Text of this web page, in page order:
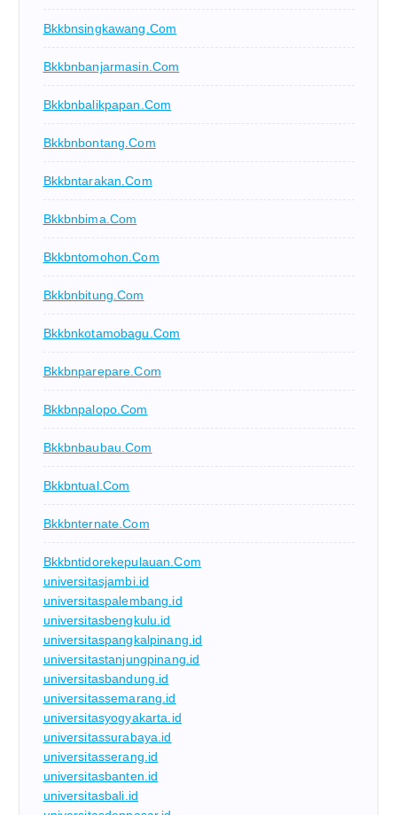
Bkkbnsingkawang.com
Bkkbnbanjarmasin.com
Bkkbnbalikpapan.com
Bkkbnbontang.com
Bkkbntarakan.com
Bkkbnbima.com
Bkkbntomohon.com
Bkkbnbitung.com
Bkkbnkotamobagu.com
Bkkbnparepare.com
Bkkbnpalopo.com
Bkkbnbaubau.com
Bkkbntual.com
Bkkbnternate.com
Bkkbntidorekepulauan.com
universitasjambi.id
universitaspalembang.id
universitasbengkulu.id
universitaspangkalpinang.id
universitastanjungpinang.id
universitasbandung.id
universitassemarang.id
universitasyogyakarta.id
universitassurabaya.id
universitasserang.id
universitasbanten.id
universitasbali.id